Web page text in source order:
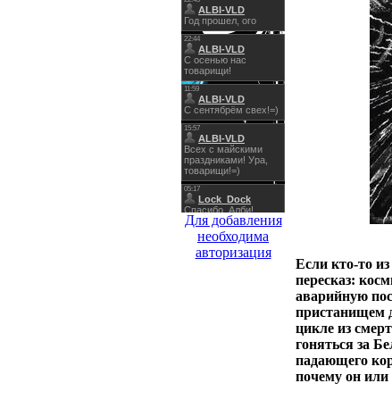
Для добавления
необходима
авторизация
Если кто-то
пересказ:
аварийную
пристанищем
цикле из
гоняться за
падающего
почему он или